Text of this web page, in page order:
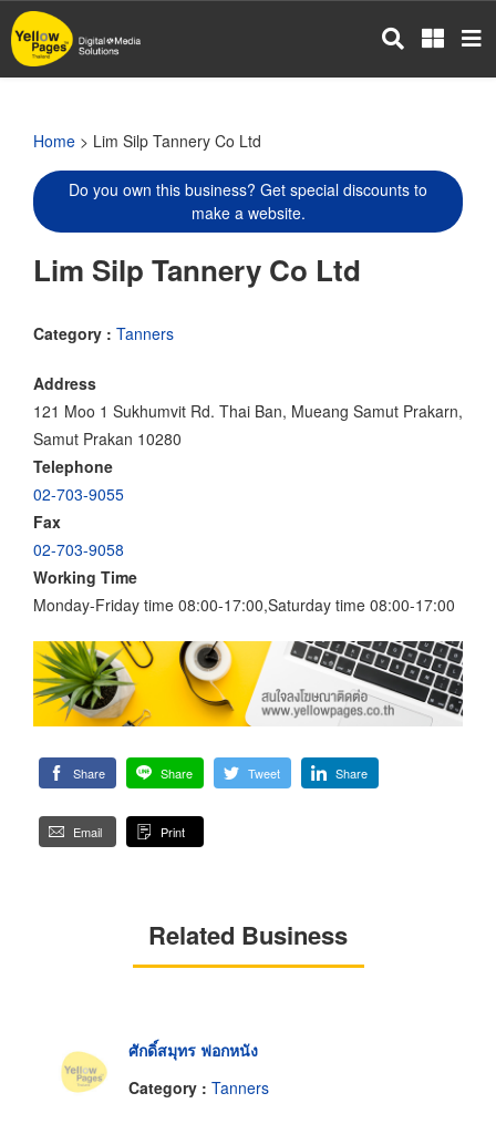
Skip
to
main
Home > Lim Silp Tannery Co Ltd
Do you own this business? Get special discounts to
make a website.
Lim Silp Tannery Co Ltd
Category : Tanners
Address
121 Moo 1 Sukhumvit Rd. Thai Ban, Mueang Samut Prakarn,
Samut Prakan 10280
Telephone
02-703-9055
Fax
02-703-9058
Working Time
Monday-Friday time 08:00-17:00,Saturday time 08:00-17:00
Share Share Tweet Share
Email Print
Related Business
ศักดิ์สมุทร ฟอกหนัง
Category : Tanners